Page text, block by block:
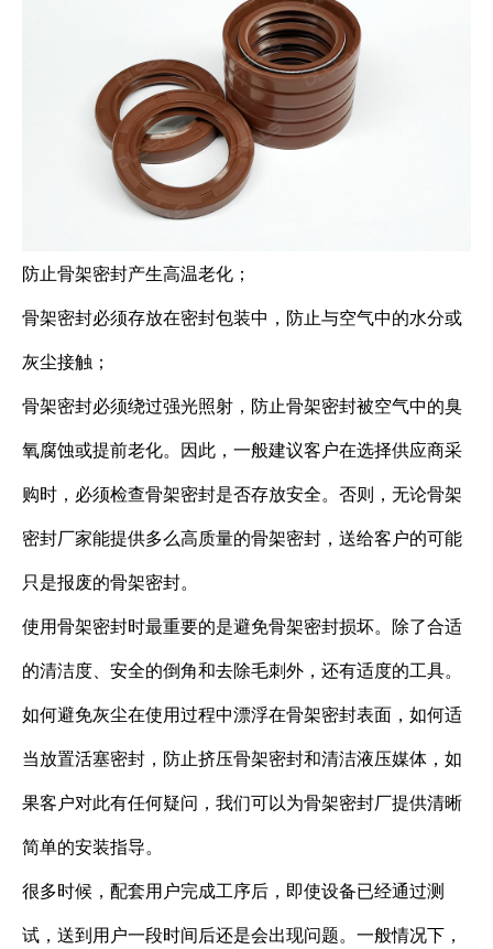
防止骨架密封产生高温老化；
骨架密封必须存放在密封包装中，防止与空气中的水分或
灰尘接触；
骨架密封必须绕过强光照射，防止骨架密封被空气中的臭
氧腐蚀或提前老化。因此，一般建议客户在选择供应商采
购时，必须检查骨架密封是否存放安全。否则，无论骨架
密封厂家能提供多么高质量的骨架密封，送给客户的可能
只是报废的骨架密封。
使用骨架密封时最重要的是避免骨架密封损坏。除了合适
的清洁度、安全的倒角和去除毛刺外，还有适度的工具。
如何避免灰尘在使用过程中漂浮在骨架密封表面，如何适
当放置活塞密封，防止挤压骨架密封和清洁液压媒体，如
果客户对此有任何疑问，我们可以为骨架密封厂提供清晰
简单的安装指导。
很多时候，配套用户完成工序后，即使设备已经通过测
试，送到用户一段时间后还是会出现问题。一般情况下，